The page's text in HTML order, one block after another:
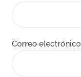
Correo electrónico